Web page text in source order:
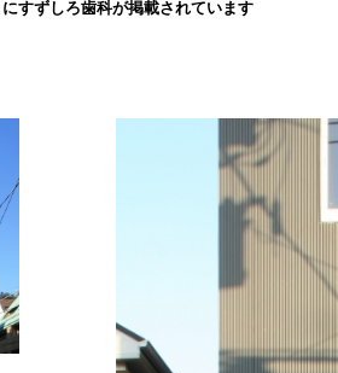
すずしろ歯科が掲載されています